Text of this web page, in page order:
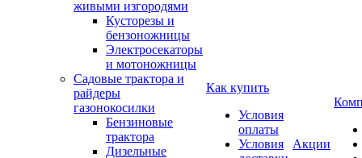
живыми изгородями
Кусторезы и
бензоножницы
Электросекаторы
и мотоножницы
Садовые трактора и
райдеры
газонокосилки
Бензиновые
трактора
Дизельные
Как купить
Условия
оплаты
Условия
Акции